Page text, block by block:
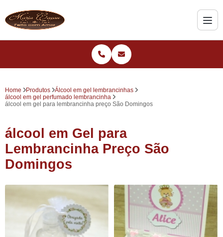
Home Produtos
Álcool em gel lembrancinhas
álcool em gel perfumado lembrancinha
álcool em gel para lembrancinha preço São Domingos
álcool em Gel para
Lembrancinha Preço São
Domingos